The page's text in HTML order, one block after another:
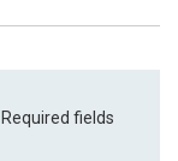
Required fields